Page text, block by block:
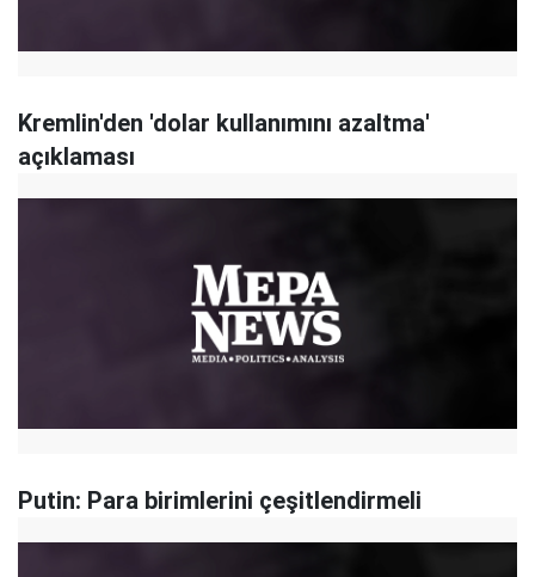
Kremlin'den 'dolar kullanımını azaltma'
açıklaması
Putin: Para birimlerini çeşitlendirmeli